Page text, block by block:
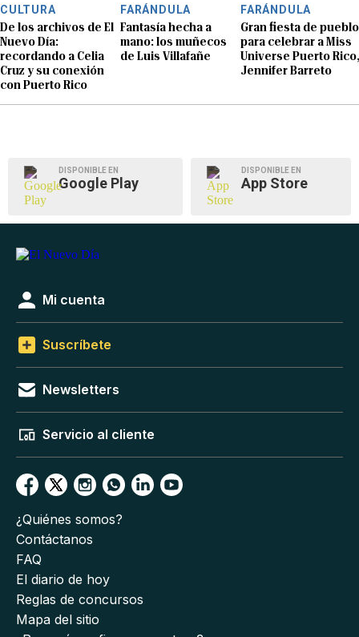
CULTURA
De los archivos de El
Nuevo Día:
recordando a Celia
Cruz y su conexión
con Puerto Rico
FARÁNDULA
Fantasía hecha a
mano: los muñecos
de Luis Villafañe
FARÁNDULA
Gran fiesta de pueblo
para celebrar a Miss
Universe Puerto Rico,
Jennifer Barreto
DISPONIBLE EN
Google Play
DISPONIBLE EN
App Store
Mi cuenta
Suscríbete
Newsletters
Servicio al cliente
¿Quiénes somos?
Contáctanos
FAQ
El diario de hoy
Reglas de concursos
Mapa del sitio